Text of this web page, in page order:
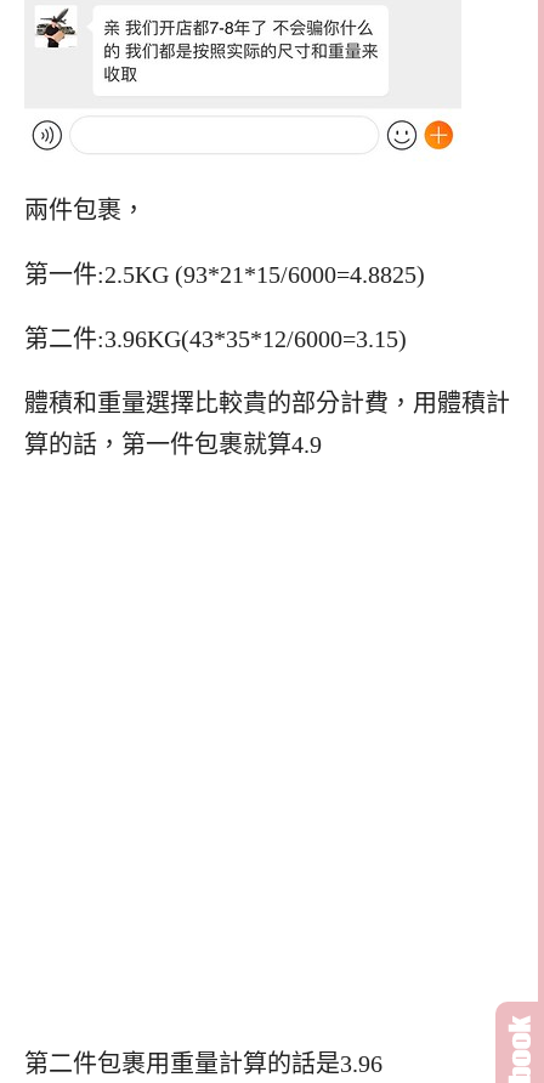
兩件包裹，
第一件:2.5KG (93*21*15/6000=4.8825)
第二件:3.96KG(43*35*12/6000=3.15)
體積和重量選擇比較貴的部分計費，用體積計
算的話，第一件包裹就算4.9
第二件包裹用重量計算的話是3.96